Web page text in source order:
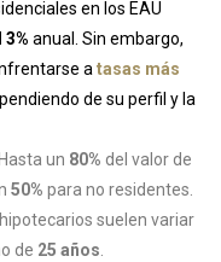
en los EAU
3% anual. Sin embargo,
atasas más
de su perfil y la
Hasta un 80% del valor de
50% para no residentes.
suelen variar
de 25 años.